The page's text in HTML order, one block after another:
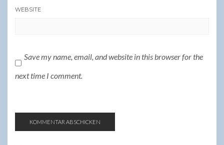
WEBSITE
Save my name, email, and website in this browser for the
next time I comment.